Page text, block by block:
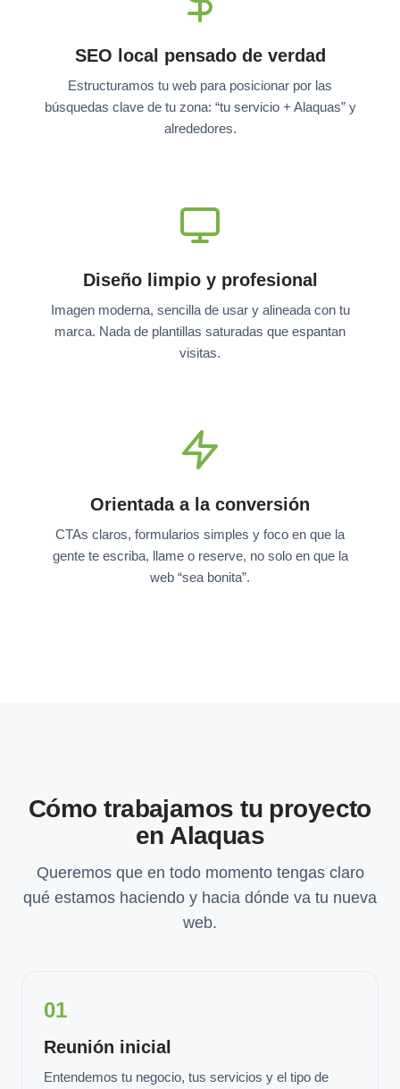
SEO local pensado de verdad
Estructuramos tu web para posicionar por las
búsquedas clave de tu zona: “tu servicio + Alaquas” y
alrededores.
Diseño limpio y profesional
Imagen moderna, sencilla de usar y alineada con tu
marca. Nada de plantillas saturadas que espantan
visitas.
Orientada a la conversión
CTAs claros, formularios simples y foco en que la
gente te escriba, llame o reserve, no solo en que la
web “sea bonita”.
Cómo trabajamos tu proyecto
en Alaquas
Queremos que en todo momento tengas claro
qué estamos haciendo y hacia dónde va tu nueva
web.
01
Reunión inicial
Entendemos tu negocio, tus servicios y el tipo de